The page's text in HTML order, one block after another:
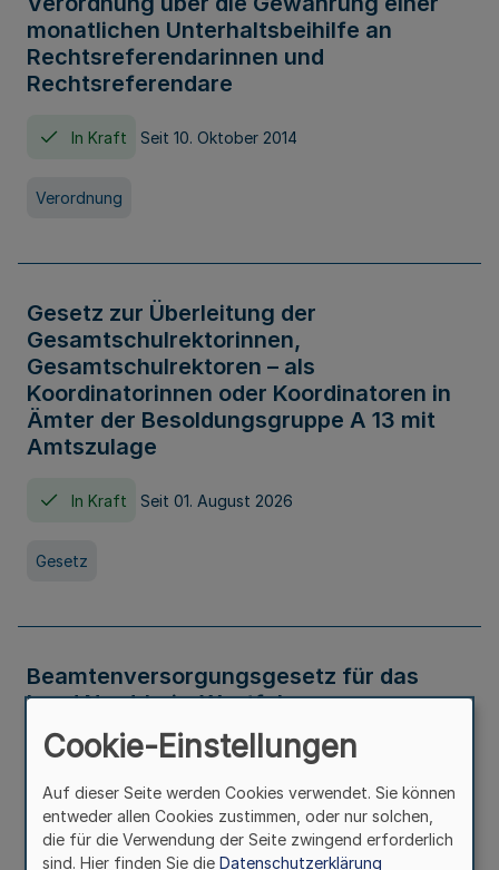
monatlichen Unterhaltsbeihilfe an
Rechtsreferendarinnen und
Rechtsreferendare
In Kraft Seit 10. Oktober 2014
Verordnung
Gesetz zur Überleitung der
Gesamtschulrektorinnen,
Gesamtschulrektoren – als
Koordinatorinnen oder Koordinatoren in
Ämter der Besoldungsgruppe A 13 mit
Amtszulage
In Kraft Seit 01. August 2026
Gesetz
Beamtenversorgungsgesetz für das
Land Nordrhein-Westfalen
(Landesbeamtenversorgungsgesetz -
LBeamtVG NRW)
In Kraft Seit 01. Juli 2016
Cookie-Einstellungen
Auf dieser Seite werden Cookies verwendet. Sie können
entweder allen Cookies zustimmen, oder nur solchen,
die für die Verwendung der Seite zwingend erforderlich
sind. Hier finden Sie die Datenschutzerklärung